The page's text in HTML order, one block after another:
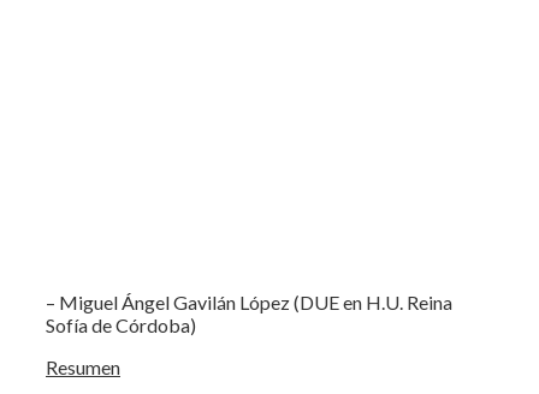
– Miguel Ángel Gavilán López (DUE en H.U. Reina
Sofía de Córdoba)
Resumen